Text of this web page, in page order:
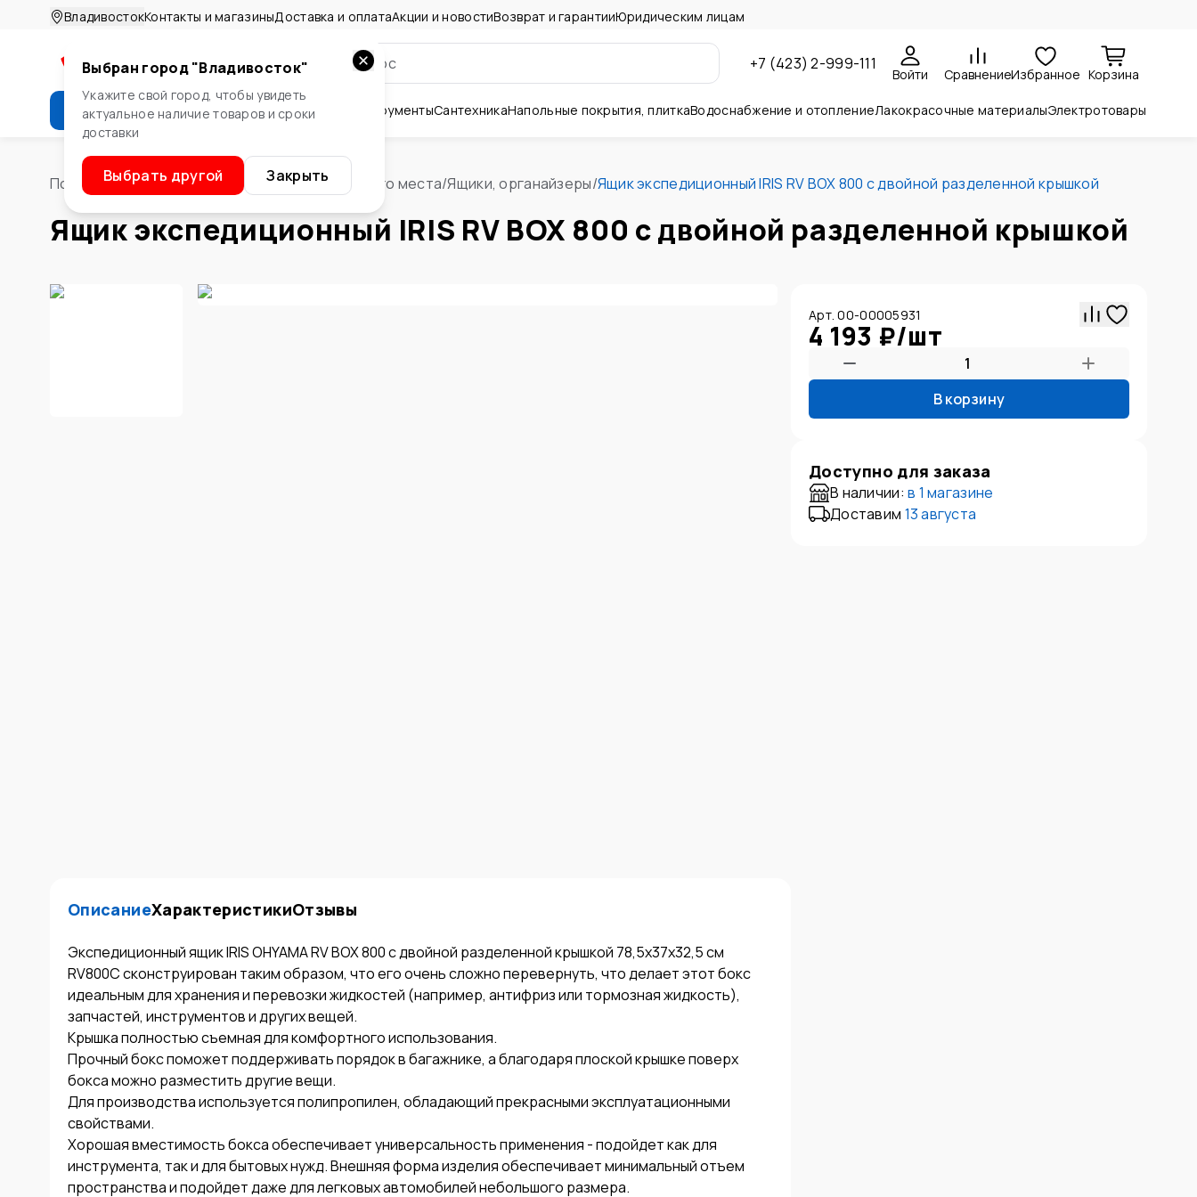
ВладивостокКонтакты и магазиныДоставка и оплатаАкции и новостиВозврат и гарантииЮридическим лицам
+7 (423) 2-999-111
Войти СравнениеИзбранное Корзина
Каталог Стройматериалы ИнструментыСантехникаНапольные покрытия, плиткаВодоснабжение и отоплениеЛакокрасочные материалыЭлектротовары
Выбран город "Владивосток"
Укажите свой город, чтобы увидеть
актуальное наличие товаров и сроки
доставки
Выбрать другой Закрыть
Помощник/Инструменты Организация рабочего места/Ящики, органайзеры/Ящик экспедиционный IRIS RV BOX 800 c двойной разделенной крышкой
Ящик экспедиционный IRIS RV BOX 800 c двойной разделенной крышкой
ОписаниеХарактеристикиОтзывы
Экспедиционный ящик IRIS OHYAMA RV BOX 800 c двойной разделенной крышкой 78,5x37x32,5 см
RV800C сконструирован таким образом, что его очень сложно перевернуть, что делает этот бокс
идеальным для хранения и перевозки жидкостей (например, антифриз или тормозная жидкость),
запчастей, инструментов и других вещей.
Крышка полностью съемная для комфортного использования.
Прочный бокс поможет поддерживать порядок в багажнике, а благодаря плоской крышке поверх
бокса можно разместить другие вещи.
Для производства используется полипропилен, обладающий прекрасными эксплуатационными
свойствами.
Хорошая вместимость бокса обеспечивает универсальность применения - подойдет как для
инструмента, так и для бытовых нужд. Внешняя форма изделия обеспечивает минимальный отъем
пространства и подойдет даже для легковых автомобилей небольшого размера.
Арт. 00-00005931
4 193 ₽/шт
В корзину
Доступно для заказа
В наличии: в 1 магазине
Доставим 13 августа